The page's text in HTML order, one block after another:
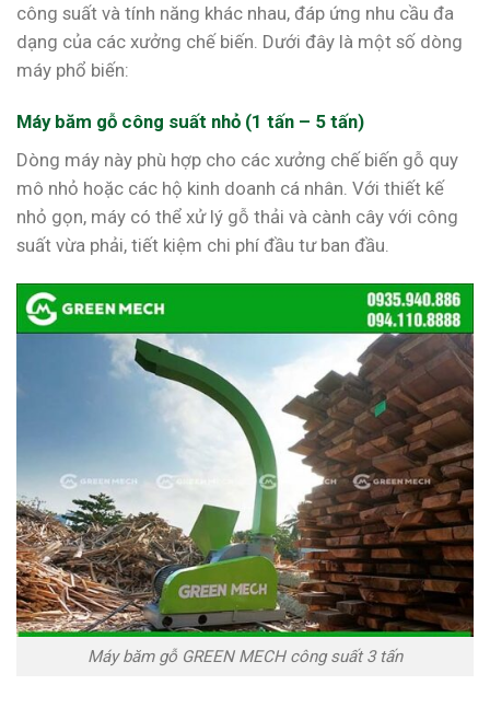
công suất và tính năng khác nhau, đáp ứng nhu cầu đa
dạng của các xưởng chế biến. Dưới đây là một số dòng
máy phổ biến:
Máy băm gỗ công suất nhỏ (1 tấn – 5 tấn)
Dòng máy này phù hợp cho các xưởng chế biến gỗ quy
mô nhỏ hoặc các hộ kinh doanh cá nhân. Với thiết kế
nhỏ gọn, máy có thể xử lý gỗ thải và cành cây với công
suất vừa phải, tiết kiệm chi phí đầu tư ban đầu.
Máy băm gỗ GREEN MECH công suất 3 tấn